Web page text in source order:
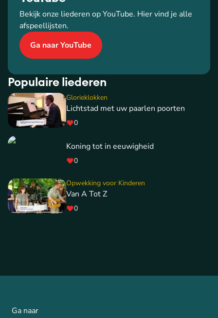
Bekijk onze liederen op YouTube. Hier vind je alle
afspeellijsten.
Ga naar YouTube
Populaire liederen
Glorieklokken
Lichtstad met uw paarlen poorten
0
Koning tot in eeuwigheid
0
Opwekking voor Kinderen
Van A Tot Z
0
Ga naar